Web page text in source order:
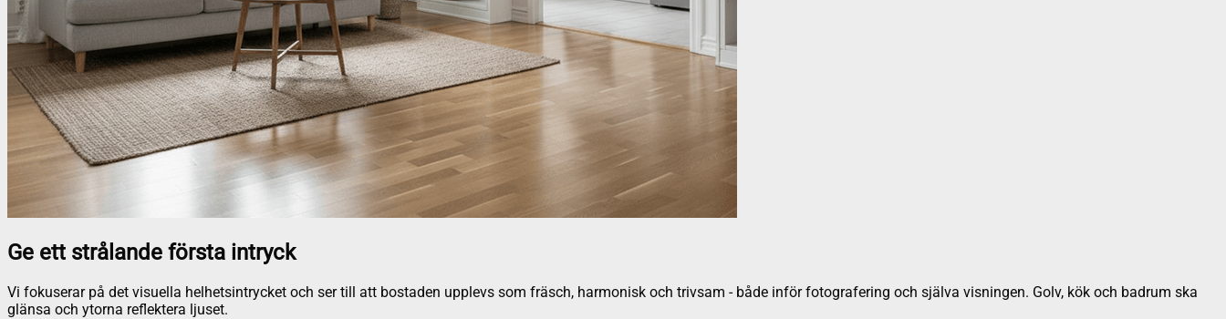
Ge ett strålande första intryck
Vi fokuserar på det visuella helhetsintrycket och ser till att bostaden upplevs som fräsch, harmonisk och trivsam - både inför fotografering och själva visningen. Golv, kök och badrum ska
glänsa och ytorna reflektera ljuset.